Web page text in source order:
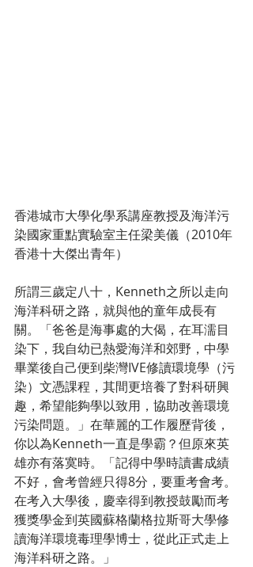
香港城市大學化學系講座教授及海洋污
染國家重點實驗室主任梁美儀（2010年
香港十大傑出青年）
所謂三歲定八十，Kenneth之所以走向
海洋科研之路，就與他的童年成長有
關。「爸爸是海事處的大偈，在耳濡目
染下，我自幼已熱愛海洋和郊野，中學
畢業後自己便到柴灣IVE修讀環境學（污
染）文憑課程，其間更培養了對科研興
趣，希望能夠學以致用，協助改善環境
污染問題。」在華麗的工作履歷背後，
你以為Kenneth一直是學霸？但原來英
雄亦有落寞時。「記得中學時讀書成績
不好，會考曾經只得8分，要重考會考。
在考入大學後，慶幸得到教授鼓勵而考
獲獎學金到英國蘇格蘭格拉斯哥大學修
讀海洋環境毒理學博士，從此正式走上
海洋科研之路。」